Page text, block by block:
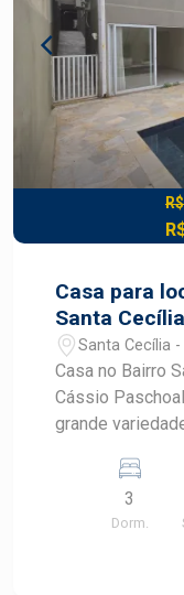
Casa para
Santa
Santa Cecília
Casa no Bairro
Cássio
grande
dormitórios,
automatizadas e ar
ambientes; - Cozinha planejada e área de serviço;
3
Dorm.